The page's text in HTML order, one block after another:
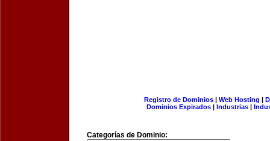
Registro de Dominios| Web Hosting |
Dominios Expirados | Industrias |
Categorías de Dominio: